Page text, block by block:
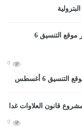
0
0